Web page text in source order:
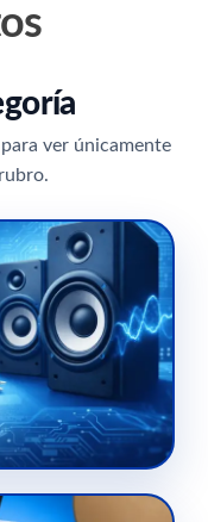
ver únicamente